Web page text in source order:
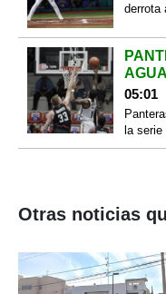
derrota
05:01
la serie
Otras noticias